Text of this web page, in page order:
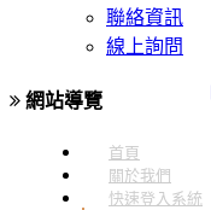
聯絡資訊
線上詢問
網站導覽
首頁
關於我們
快速登入系統